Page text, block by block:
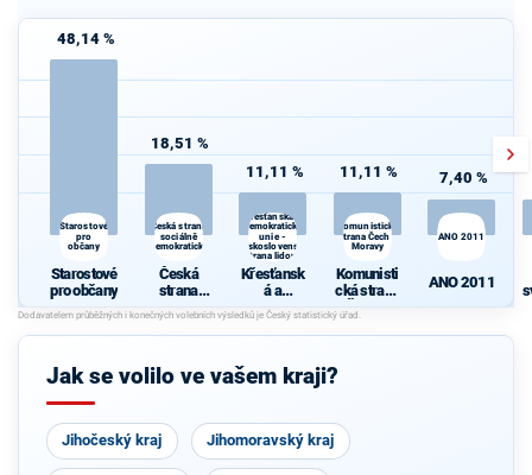
48,14 %
Starostové
pro
občany
Starostové
pro občany
18,51 %
Česká strana
sociálně
demokratická
Česká
strana
sociálně
demokrati
cká
11,11 %
Křesťanská a
demokratická
unie -
Československá
strana lidová
Křesťansk
á a
demokrati
cká unie -
Českoslov
strana
11,11 %
Komunistická
strana Čech a
Moravy
Komunisti
cká strana
Čech a
Moravy
7,40 %
ANO 2011
ANO 2011
Jak se volilo ve vašem kraji?
Jihočeský kraj Jihomoravský kraj